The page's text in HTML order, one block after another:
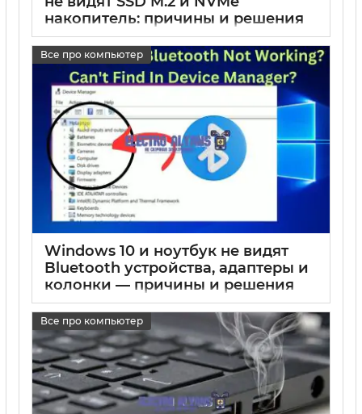
накопитель: причины и решения
Все про компьютер
Windows 10 и ноутбук не видят
Bluetooth устройства, адаптеры и
колонки — причины и решения
Все про компьютер